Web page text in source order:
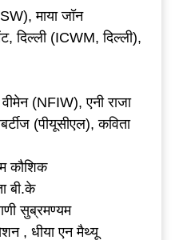
माया जॉन
दिल्ली (ICWM, दिल्ली),
(NFIW), एनी राजा
(पीयूसीएल), कविता
कौशिक
बी.के
सुब्रमण्यम
, धीया एन मैथ्यू